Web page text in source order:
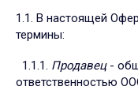
1.1. В настоящей
термины:
1.1.1. Продавец -
ответственностью